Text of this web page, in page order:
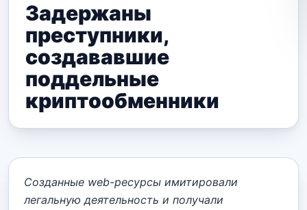
Задержаны
преступники,
создававшие
поддельные
криптообменники
Созданные web-ресурсы имитировали
легальную деятельность и получали